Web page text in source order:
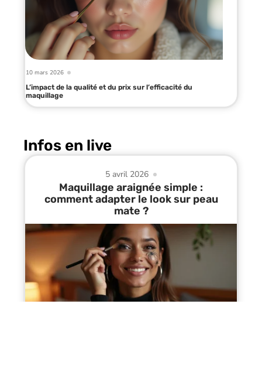
10 mars 2026
L’impact de la qualité et du prix sur l’efficacité du
maquillage
Infos en live
5 avril 2026
Maquillage araignée simple :
comment adapter le look sur peau
mate ?